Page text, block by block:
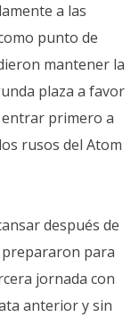
a las
punto de
mantener la
plaza a favor
entrar primero a
rusos del Atom
después de
prepararon para
jornada con
anterior y sin